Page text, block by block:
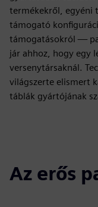
termékekről, egyéni
támogató
támogatásokról —
jár ahhoz, hogy egy
versenytársaknál.
világszerte elismert
táblák gyártójának
Az erős